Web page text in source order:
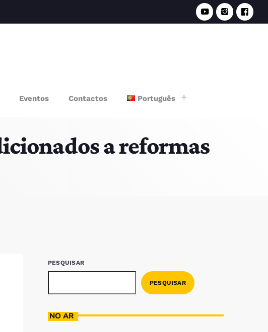
Eventos Contactos Português
a reformas
PESQUISAR
PESQUISAR
NO AR